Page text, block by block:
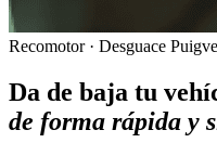
Recomotor · Desguace
Da de baja tu
de forma rápida y